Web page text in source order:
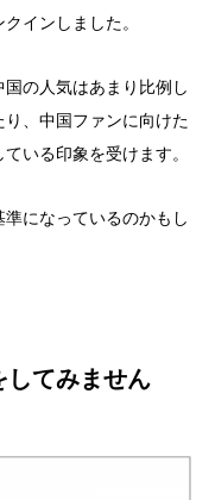
インしました。
の人気はあまり比例し
、中国ファンに向けた
いる印象を受けます。
になっているのかもし
してみません